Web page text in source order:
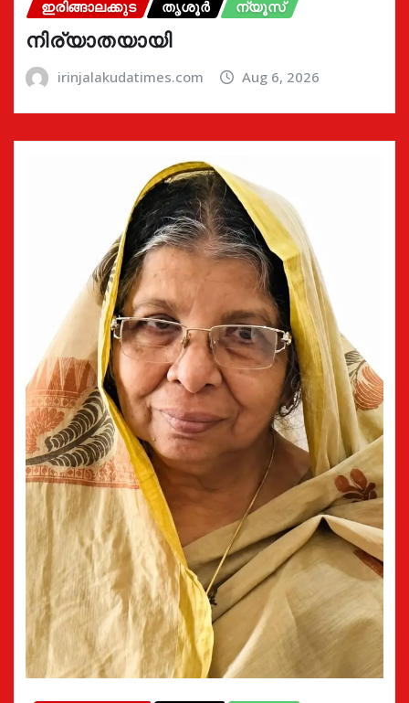
ഇരിങ്ങാലക്കുട തൃശൂർ ന്യൂസ്
നിര്യാതയായി
irinjalakudatimes.com Aug 6, 2026